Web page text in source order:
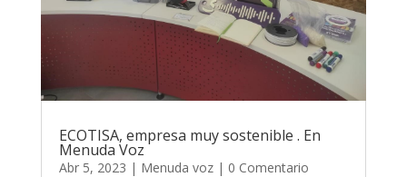
ECOTISA, empresa muy sostenible . En
Menuda Voz
Abr 5, 2023 | Menuda voz| 0 Comentario